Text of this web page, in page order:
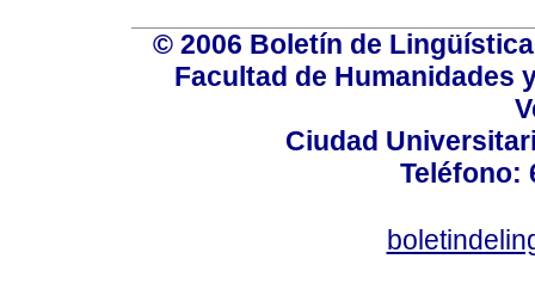
© 2006 Boletín de
Facultad de Humanidades
Ciudad
Teléfono: